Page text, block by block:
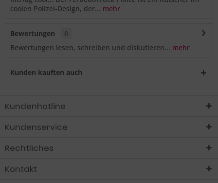
coolen Polizei-Design, der... mehr
Bewertungen
0
Bewertungen lesen, schreiben und diskutieren... mehr
Kunden kauften auch
Kundenhotline
Kundenservice
Rechtliches
Kontakt